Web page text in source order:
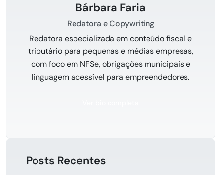
Bárbara Faria
Redatora e Copywriting
Redatora especializada em conteúdo fiscal e
tributário para pequenas e médias empresas,
com foco em NFSe, obrigações municipais e
linguagem acessível para empreendedores.
Posts Recentes